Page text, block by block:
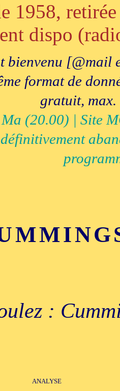
1958,
dispo
[@mail
format de
gratuit,
(20.00) | Site
:
ANALYSE